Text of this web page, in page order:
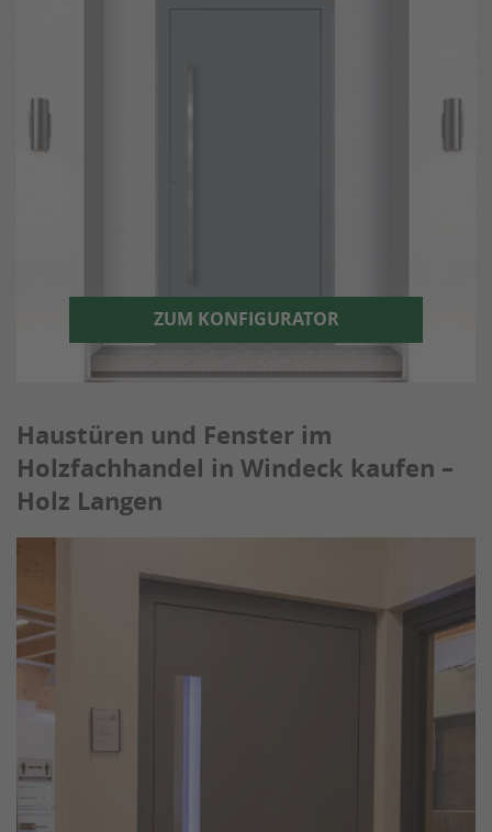
ZUM KONFIGURATOR
Haustüren und Fenster im
Holzfachhandel in Windeck kaufen –
Holz Langen